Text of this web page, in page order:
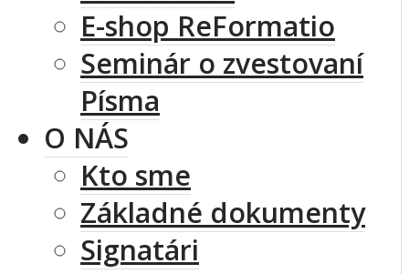
E-shop ReFormatio
Seminár o zvestovaní
Písma
O NÁS
Kto sme
Základné dokumenty
Signatári